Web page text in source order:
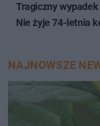
Tragiczny
Nie żyje 74-letnia
NAJNOWSZE